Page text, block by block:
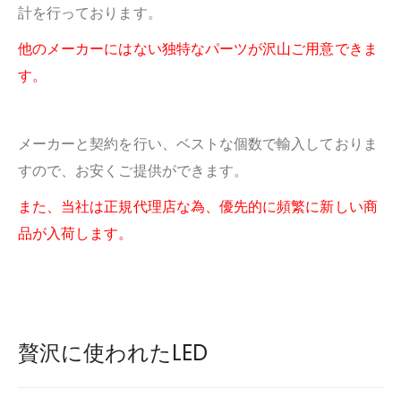
計を行っております。
他のメーカーにはない独特なパーツが沢山ご用意できま
す。
メーカーと契約を行い、ベストな個数で輸入しておりま
すので、お安くご提供ができます。
また、当社は正規代理店な為、優先的に頻繁に新しい商
品が入荷します。
贅沢に使われたLED